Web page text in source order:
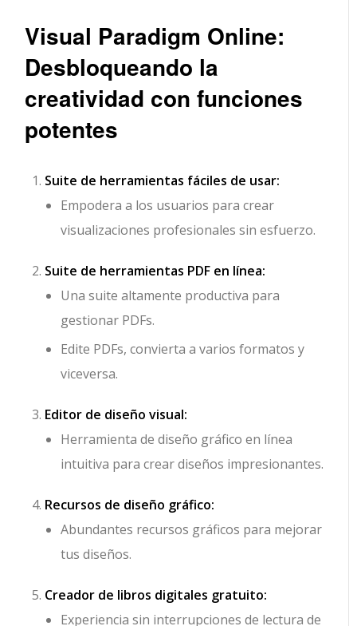
Visual Paradigm Online:
Desbloqueando la
creatividad con funciones
potentes
Suite de herramientas fáciles de usar:
Empodera a los usuarios para crear
visualizaciones profesionales sin esfuerzo.
Suite de herramientas PDF en línea:
Una suite altamente productiva para
gestionar PDFs.
Edite PDFs, convierta a varios formatos y
viceversa.
Editor de diseño visual:
Herramienta de diseño gráfico en línea
intuitiva para crear diseños impresionantes.
Recursos de diseño gráfico:
Abundantes recursos gráficos para mejorar
tus diseños.
Creador de libros digitales gratuito:
Experiencia sin interrupciones de lectura de